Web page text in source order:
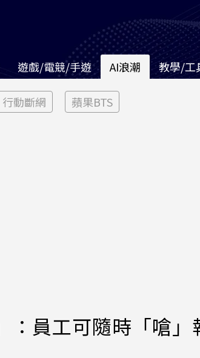
遊戲/電競/手遊 AI浪潮 教學/工
行動斷網 蘋果BTS
員工可隨時「嗆」